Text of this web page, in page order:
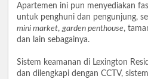
Apartemen ini pun menyediakan
untuk penghuni dan pengunjung,
mini market,garden penthouse,
dan lain sebagainya.
Sistem keamanan di Lexington
dan dilengkapi dengan CCTV,